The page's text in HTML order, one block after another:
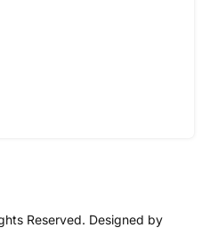
Reserved. Designed by